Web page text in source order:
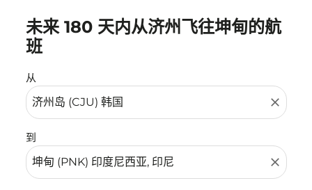
未来 180 天内从济州飞往坤甸的航
班
从
close
到
close
没有符合您的筛选条件的机票。请调整您的筛选条件。